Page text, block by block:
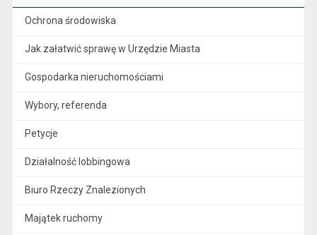
Ochrona środowiska
Jak załatwić sprawę w Urzędzie Miasta
Gospodarka nieruchomościami
Wybory, referenda
Petycje
Działalność lobbingowa
Biuro Rzeczy Znalezionych
Majątek ruchomy